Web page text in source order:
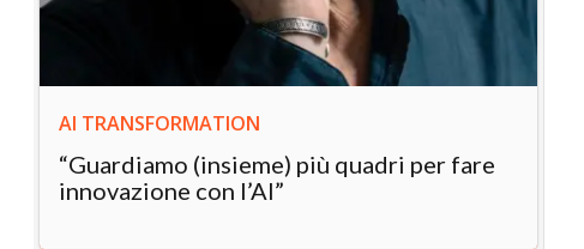
AI TRANSFORMATION
“Guardiamo (insieme) più quadri per fare
innovazione con l’AI”